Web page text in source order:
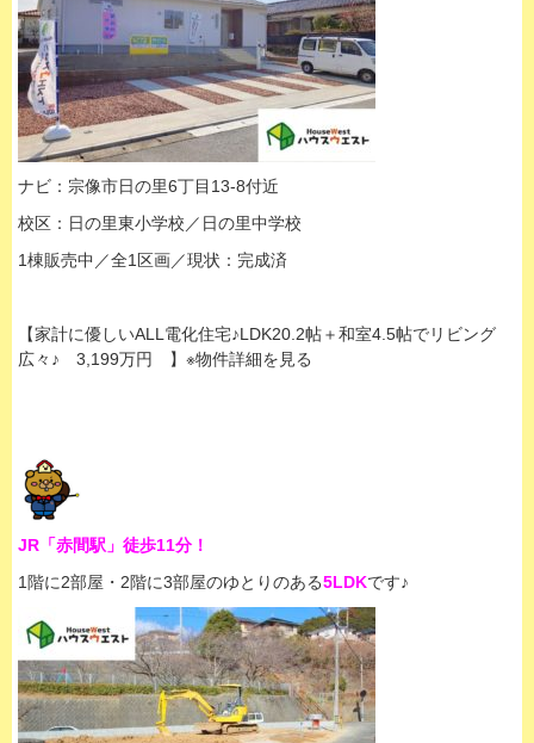
ナビ：宗像市日の里6丁目13-8付近
校区：日の里東小学校／日の里中学校
1棟販売中／全1区画／現状：完成済
【家計に優しいALL電化住宅♪LDK20.2帖＋和室4.5帖でリビング
広々♪ 3,199万円 】※物件詳細を見る
JR「赤間駅」徒歩11分！
1階に2部屋・2階に3部屋のゆとりのある5LDKです♪